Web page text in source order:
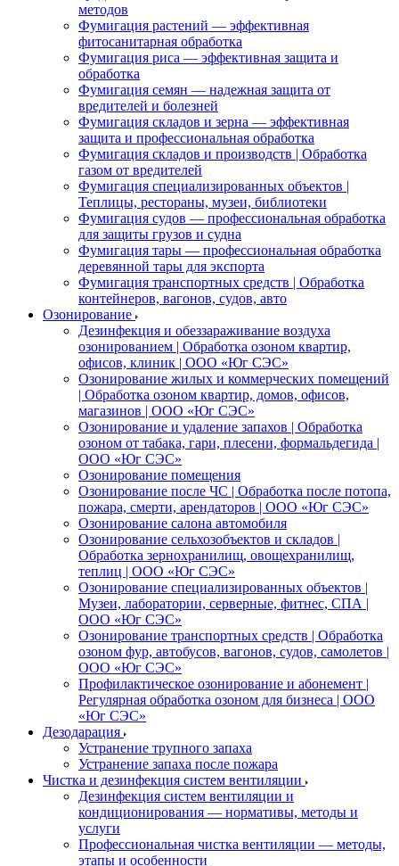
методов
Фумигация растений — эффективная
фитосанитарная обработка
Фумигация риса — эффективная защита и
обработка
Фумигация семян — надежная защита от
вредителей и болезней
Фумигация складов и зерна — эффективная
защита и профессиональная обработка
Фумигация складов и производств | Обработка
газом от вредителей
Фумигация специализированных объектов |
Теплицы, рестораны, музеи, библиотеки
Фумигация судов — профессиональная обработка
для защиты грузов и судна
Фумигация тары — профессиональная обработка
деревянной тары для экспорта
Фумигация транспортных средств | Обработка
контейнеров, вагонов, судов, авто
Озонирование
Дезинфекция и обеззараживание воздуха
озонированием | Обработка озоном квартир,
офисов, клиник | ООО «Юг СЭС»
Озонирование жилых и коммерческих помещений
| Обработка озоном квартир, домов, офисов,
магазинов | ООО «Юг СЭС»
Озонирование и удаление запахов | Обработка
озоном от табака, гари, плесени, формальдегида |
ООО «Юг СЭС»
Озонирование помещения
Озонирование после ЧС | Обработка после потопа,
пожара, смерти, арендаторов | ООО «Юг СЭС»
Озонирование салона автомобиля
Озонирование сельхозобъектов и складов |
Обработка зернохранилищ, овощехранилищ,
теплиц | ООО «Юг СЭС»
Озонирование специализированных объектов |
Музеи, лаборатории, серверные, фитнес, СПА |
ООО «Юг СЭС»
Озонирование транспортных средств | Обработка
озоном фур, автобусов, вагонов, судов, самолетов |
ООО «Юг СЭС»
Профилактическое озонирование и абонемент |
Регулярная обработка озоном для бизнеса | ООО
«Юг СЭС»
Дезодарация
Устранение трупного запаха
Устранение запаха после пожара
Чистка и дезинфекция систем вентиляции
Дезинфекция систем вентиляции и
кондиционирования — нормативы, методы и
услуги
Профессиональная чистка вентиляции — методы,
этапы и особенности